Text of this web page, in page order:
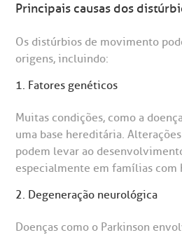
Principais causas dos
Os distúrbios de movimento
origens, incluindo:
1. Fatores genéticos
Muitas condições, como a
uma base hereditária.
podem levar ao
especialmente em famílias
2. Degeneração neurológica
Doenças como o Parkinson